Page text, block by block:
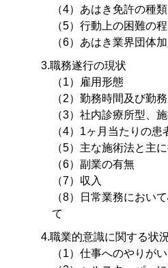
（4）あはき免許の種
（5）行動上の困難の
（6）あはき業界団体
3.職務遂行の現状
（1）雇用形態
（2）勤務時間及び勤
（3）社内診療所型、
（4）1ヶ月当たりの患
（5）主な施術法と主
（6）副業の有無
（7）収入
（8）日常業務におい
て
4.職業的意識に関する状
（1）仕事へのやりがい